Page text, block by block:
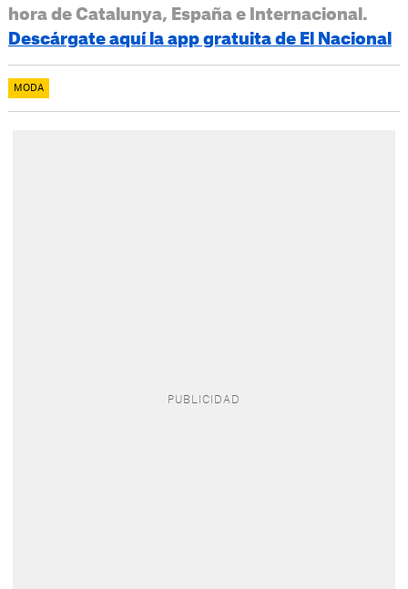
hora de Catalunya, España e Internacional.
Descárgate aquí la app gratuita de El Nacional
MODA